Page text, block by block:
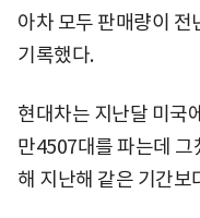
아차 모두 판매량이
기록했다.
현대차는 지난달 미국
만4507대를 파는데
해 지난해 같은 기간